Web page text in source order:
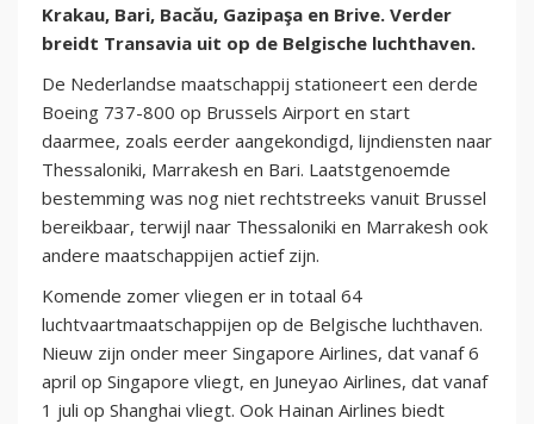
Krakau, Bari, Bacău, Gazipaşa en Brive. Verder
breidt Transavia uit op de Belgische luchthaven.
De Nederlandse maatschappij stationeert een derde
Boeing 737-800 op Brussels Airport en start
daarmee, zoals eerder aangekondigd, lijndiensten naar
Thessaloniki, Marrakesh en Bari. Laatstgenoemde
bestemming was nog niet rechtstreeks vanuit Brussel
bereikbaar, terwijl naar Thessaloniki en Marrakesh ook
andere maatschappijen actief zijn.
Komende zomer vliegen er in totaal 64
luchtvaartmaatschappijen op de Belgische luchthaven.
Nieuw zijn onder meer Singapore Airlines, dat vanaf 6
april op Singapore vliegt, en Juneyao Airlines, dat vanaf
1 juli op Shanghai vliegt. Ook Hainan Airlines biedt